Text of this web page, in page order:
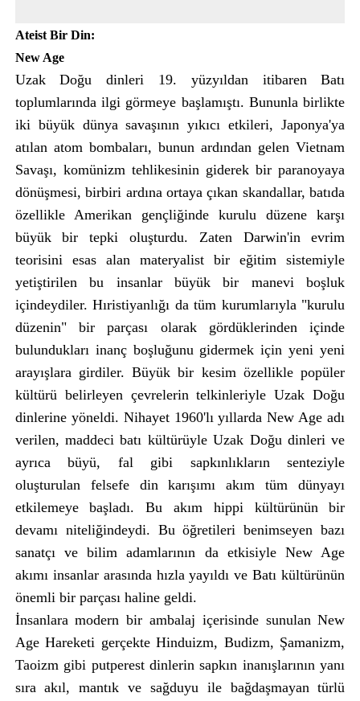
Ateist Bir Din:
New Age
Uzak Doğu dinleri 19. yüzyıldan itibaren Batı
toplumlarında ilgi görmeye başlamıştı. Bununla birlikte
iki büyük dünya savaşının yıkıcı etkileri, Japonya'ya
atılan atom bombaları, bunun ardından gelen Vietnam
Savaşı, komünizm tehlikesinin giderek bir paranoyaya
dönüşmesi, birbiri ardına ortaya çıkan skandallar, batıda
özellikle Amerikan gençliğinde kurulu düzene karşı
büyük bir tepki oluşturdu. Zaten Darwin'in evrim
teorisini esas alan materyalist bir eğitim sistemiyle
yetiştirilen bu insanlar büyük bir manevi boşluk
içindeydiler. Hıristiyanlığı da tüm kurumlarıyla "kurulu
düzenin" bir parçası olarak gördüklerinden içinde
bulundukları inanç boşluğunu gidermek için yeni yeni
arayışlara girdiler. Büyük bir kesim özellikle popüler
kültürü belirleyen çevrelerin telkinleriyle Uzak Doğu
dinlerine yöneldi. Nihayet 1960'lı yıllarda New Age adı
verilen, maddeci batı kültürüyle Uzak Doğu dinleri ve
ayrıca büyü, fal gibi sapkınlıkların senteziyle
oluşturulan felsefe din karışımı akım tüm dünyayı
etkilemeye başladı. Bu akım hippi kültürünün bir
devamı niteliğindeydi. Bu öğretileri benimseyen bazı
sanatçı ve bilim adamlarının da etkisiyle New Age
akımı insanlar arasında hızla yayıldı ve Batı kültürünün
önemli bir parçası haline geldi.
İnsanlara modern bir ambalaj içerisinde sunulan New
Age Hareketi gerçekte Hinduizm, Budizm, Şamanizm,
Taoizm gibi putperest dinlerin sapkın inanışlarının yanı
sıra akıl, mantık ve sağduyu ile bağdaşmayan türlü